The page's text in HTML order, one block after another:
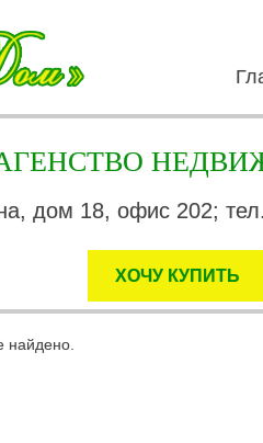
дом 18, офис 202;
ХОЧУ КУПИТЬ
найдено.